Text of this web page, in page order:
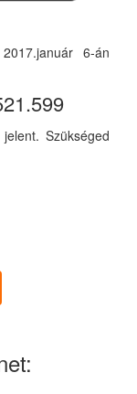
6-án
Szükséged